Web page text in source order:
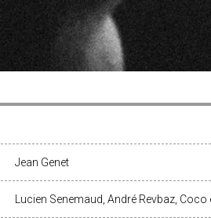
Jean Genet
Lucien Senemaud, André Revbaz,